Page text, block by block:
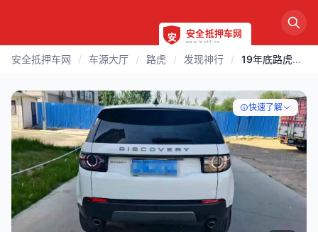
安全抵押车网 / 车源大厅 / 路虎 / 发现神行 / 19年底路虎发现神行2.0T四驱SE版
快速了解